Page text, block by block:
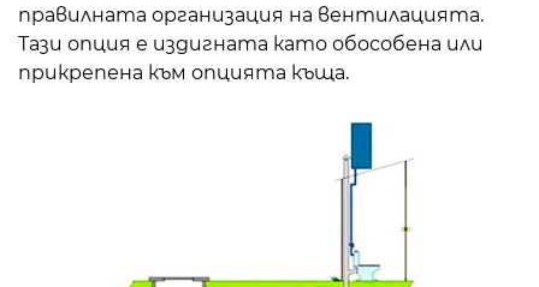
правилната организация на вентилацията.
Тази опция е издигната като обособена или
прикрепена към опцията къща.